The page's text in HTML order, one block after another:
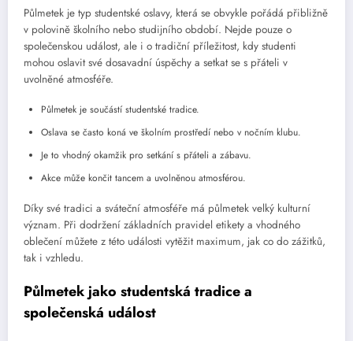
Půlmetek je typ studentské oslavy, která se obvykle pořádá přibližně
v polovině školního nebo studijního období. Nejde pouze o
společenskou událost, ale i o tradiční příležitost, kdy studenti
mohou oslavit své dosavadní úspěchy a setkat se s přáteli v
uvolněné atmosféře.
Půlmetek je součástí studentské tradice.
Oslava se často koná ve školním prostředí nebo v nočním klubu.
Je to vhodný okamžik pro setkání s přáteli a zábavu.
Akce může končit tancem a uvolněnou atmosférou.
Díky své tradici a sváteční atmosféře má půlmetek velký kulturní
význam. Při dodržení základních pravidel etikety a vhodného
oblečení můžete z této události vytěžit maximum, jak co do zážitků,
tak i vzhledu.
Půlmetek jako studentská tradice a
společenská událost